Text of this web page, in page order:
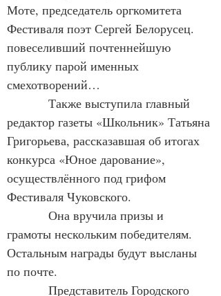
Моте, председатель оргкомитета
Фестиваля поэт Сергей Белорусец.
повеселивший почтеннейшую
публику парой именных
смехотворений…
редактор газеты «Школьник» Татьяна
Григорьева, рассказавшая об итогах
конкурса «Юное дарование»,
осуществлённого под грифом
Фестиваля Чуковского.
грамоты нескольким победителям.
Остальным награды будут высланы
по почте.